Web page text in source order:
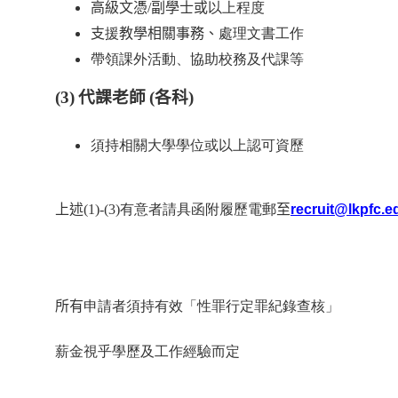
高級文憑/副學士或以上程度
支援教學相關事務、 處理文書工作
帶領課外活動、協助校務及代課等
(3)代課老師(各科)
須持相關大學學位或以上認可資歷
上述(1)-(3)有意者請具函附履歷電郵至recruit@ lkpfc
所有申請者須持有效「性罪行定罪紀錄查核」
薪金視乎學歷及工作經驗而定